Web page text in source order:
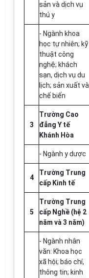
sản và dịch vụ
thú y
- Ngành khoa
học tự nhiên; kỹ
thuật công
nghệ; khách
sạn, dịch vụ du
lịch; sản xuất và
chế biến
3
Trường Cao
đẳng Y tế
Khánh Hòa
- Ngành y dược
4
Trường Trung
cấp Kinh tế
5
Trường Trung
cấp Nghề (hệ 2
năm và 3 năm)
- Ngành nhân
văn: Khoa học
xã hội; báo chí,
thông tin; kinh